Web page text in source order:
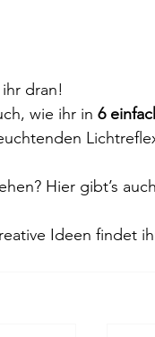
dran!
wie ihr in 6
Hier gibt’s
Ideen findet